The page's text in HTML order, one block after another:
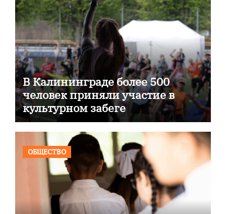
В Калининграде более 500
человек приняли участие в
культурном забеге
ОБЩЕСТВО